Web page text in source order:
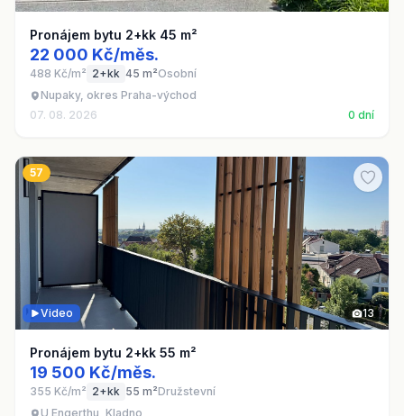
Pronájem bytu 2+kk 45 m²
22 000 Kč/měs.
488 Kč/m² 2+kk 45 m²Osobní
Nupaky, okres Praha-východ
07. 08. 2026
0 dní
57
13
Video
Pronájem bytu 2+kk 55 m²
19 500 Kč/měs.
355 Kč/m² 2+kk 55 m²Družstevní
U Engerthu, Kladno